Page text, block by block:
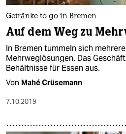
Getränke to go in Bremen
Auf dem Weg zu
In Bremen tummeln sich
Mehrweglösungen. Das
Behältnisse für Essen aus.
Von Mahé Crüsemann
7.10.2019